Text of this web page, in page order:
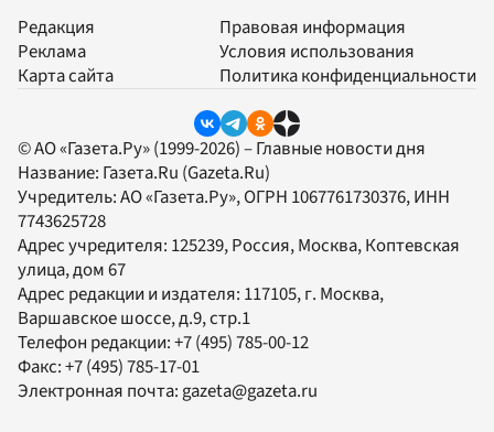
Редакция
Реклама
Карта сайта
Правовая информация
Условия использования
Политика конфиденциальности
© АО «Газета.Ру» (1999-2026) – Главные новости дня
Название: Газета.Ru (Gazeta.Ru)
Учредитель:АО «Газета.Ру», ОГРН 1067761730376, ИНН
7743625728
Адрес учредителя: 125239, Россия, Москва, Коптевская
улица, дом 67
Адрес редакции и издателя: 117105, г. Москва,
Варшавское шоссе, д.9, стр.1
Телефон редакции:+7 (495) 785-00-12
Факс:+7 (495) 785-17-01
Электронная почта: gazeta@gazeta.ru